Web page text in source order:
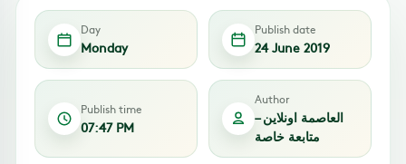
Day
Monday
Publish date
24 June 2019
Publish time
07:47 PM
Author
العاصمة اونلاين –
متابعة خاصة